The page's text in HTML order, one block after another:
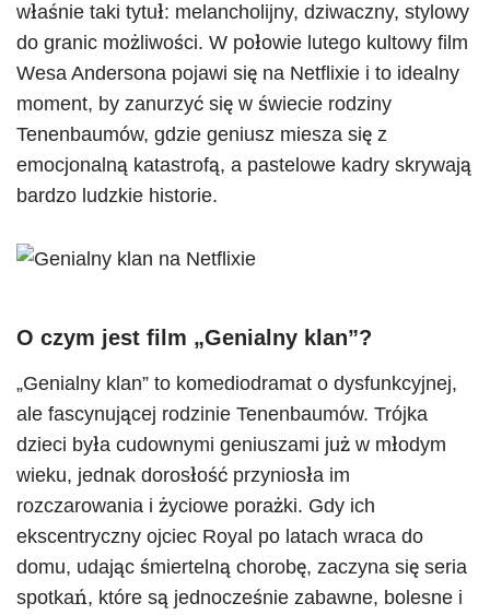
właśnie taki tytuł: melancholijny, dziwaczny, stylowy
do granic możliwości. W połowie lutego kultowy film
Wesa Andersona pojawi się na Netflixie i to idealny
moment, by zanurzyć się w świecie rodziny
Tenenbaumów, gdzie geniusz miesza się z
emocjonalną katastrofą, a pastelowe kadry skrywają
bardzo ludzkie historie.
O czym jest film „Genialny klan”?
„Genialny klan” to komediodramat o dysfunkcyjnej,
ale fascynującej rodzinie Tenenbaumów. Trójka
dzieci była cudownymi geniuszami już w młodym
wieku, jednak dorosłość przyniosła im
rozczarowania i życiowe porażki. Gdy ich
ekscentryczny ojciec Royal po latach wraca do
domu, udając śmiertelną chorobę, zaczyna się seria
spotkań, które są jednocześnie zabawne, bolesne i